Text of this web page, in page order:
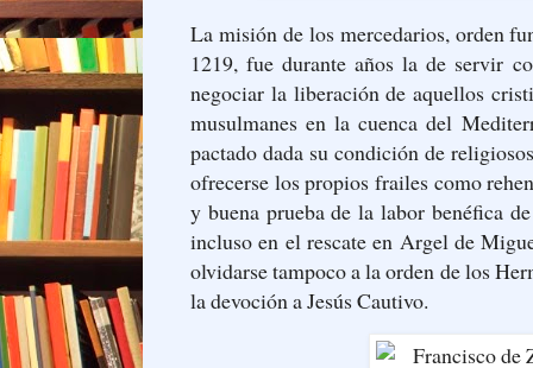
La misión de los mercedarios, orden
1219, fue durante años la de servir
negociar la liberación de aquellos
musulmanes en la cuenca del
pactado dada su condición de
ofrecerse los propios frailes como
y buena prueba de la labor benéfica
incluso en el rescate en Argel de
olvidarse tampoco a la orden de los
la devoción a Jesús Cautivo.